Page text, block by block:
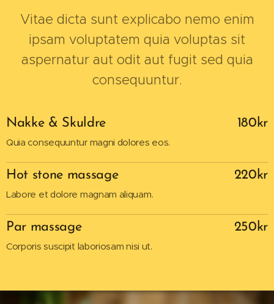
Vitae dicta sunt explicabo nemo enim
ipsam voluptatem quia voluptas sit
aspernatur aut odit aut fugit sed quia
consequuntur.
Nakke & Skuldre
Quia consequuntur magni dolores eos.
180kr
Hot stone massage
Labore et dolore magnam aliquam.
220kr
Par massage
Corporis suscipit laboriosam nisi ut.
250kr